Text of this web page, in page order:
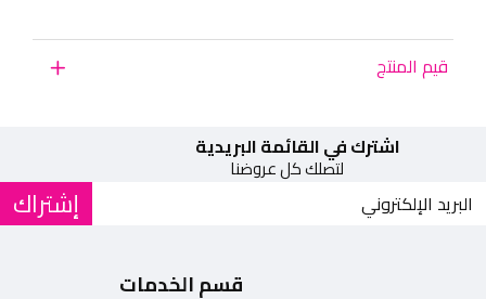
الطوفريه الطول 19سم العرض 19سم الارتفاع 2سم
قيم المنتج
اشترك في القائمة البريدية
لتصلك كل عروضنا
إشتراك
قسم الخدمات